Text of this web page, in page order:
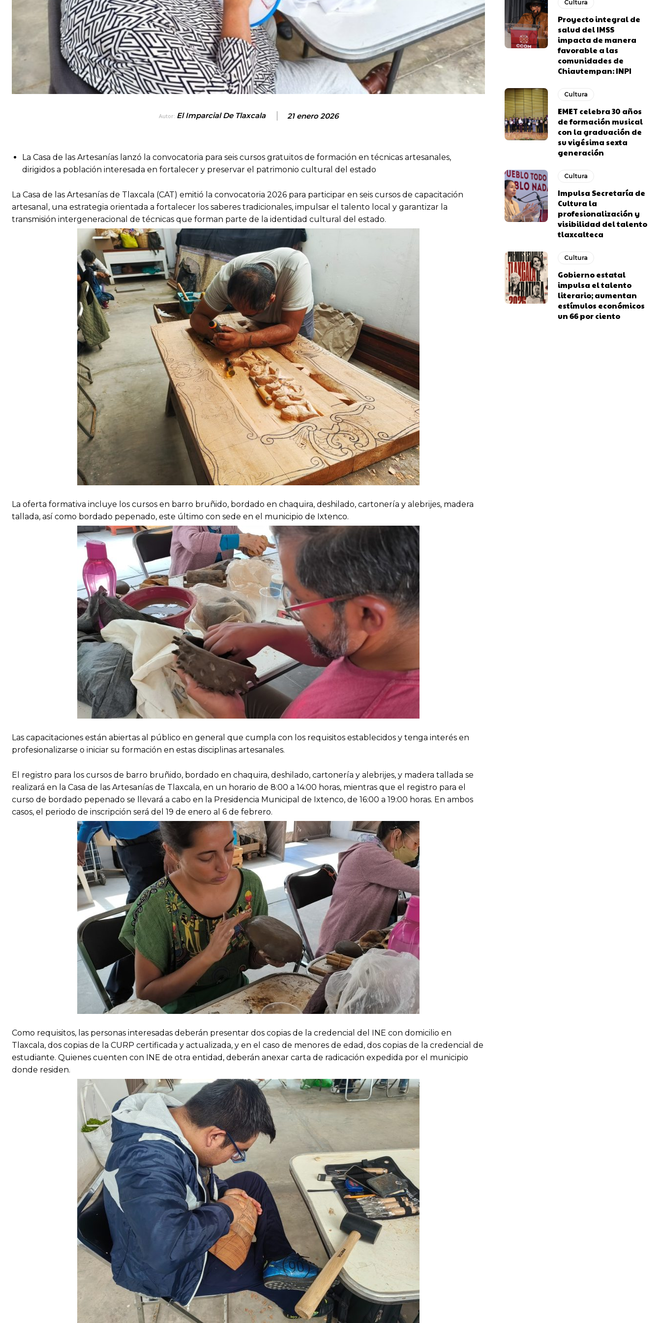
Autor: El Imparcial De Tlaxcala 21 enero 2026
La Casa de las Artesanías lanzó la convocatoria para seis cursos gratuitos de formación en técnicas artesanales,
dirigidos a población interesada en fortalecer y preservar el patrimonio cultural del estado
La Casa de las Artesanías de Tlaxcala (CAT) emitió la convocatoria 2026 para participar en seis cursos de capacitación
artesanal, una estrategia orientada a fortalecer los saberes tradicionales, impulsar el talento local y garantizar la
transmisión intergeneracional de técnicas que forman parte de la identidad cultural del estado.
La oferta formativa incluye los cursos en barro bruñido, bordado en chaquira, deshilado, cartonería y alebrijes, madera
tallada, así como bordado pepenado, este último con sede en el municipio de Ixtenco.
Las capacitaciones están abiertas al público en general que cumpla con los requisitos establecidos y tenga interés en
profesionalizarse o iniciar su formación en estas disciplinas artesanales.
El registro para los cursos de barro bruñido, bordado en chaquira, deshilado, cartonería y alebrijes, y madera tallada se
realizará en la Casa de las Artesanías de Tlaxcala, en un horario de 8:00 a 14:00 horas, mientras que el registro para el
curso de bordado pepenado se llevará a cabo en la Presidencia Municipal de Ixtenco, de 16:00 a 19:00 horas. En ambos
casos, el periodo de inscripción será del 19 de enero al 6 de febrero.
Como requisitos, las personas interesadas deberán presentar dos copias de la credencial del INE con domicilio en
Tlaxcala, dos copias de la CURP certificada y actualizada, y en el caso de menores de edad, dos copias de la credencial de
estudiante. Quienes cuenten con INE de otra entidad, deberán anexar carta de radicación expedida por el municipio
donde residen.
Cultura
Proyecto integral de
salud del IMSS
impacta de manera
favorable a las
comunidades de
Chiautempan: INPI
Cultura
EMET celebra 30 años
de formación musical
con la graduación de
su vigésima sexta
generación
Cultura
Impulsa Secretaría de
Cultura la
profesionalización y
visibilidad del talento
tlaxcalteca
Cultura
Gobierno estatal
impulsa el talento
literario; aumentan
estímulos económicos
un 66 por ciento